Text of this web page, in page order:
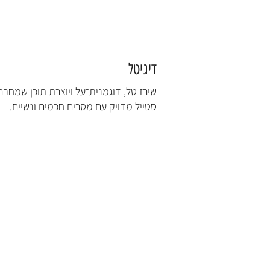
דיגיטל
שירז טל, דוגמנית־על ויוצרת תוכן
סטייל מדויק עם מסרים חכמים ונשיים.